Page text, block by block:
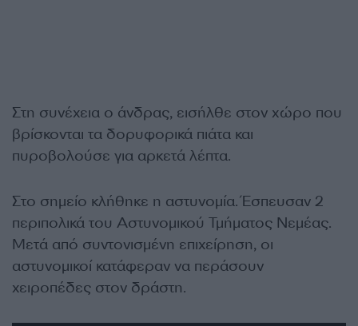
Στη συνέχεια ο άνδρας, εισήλθε στον χώρο που
βρίσκονται τα δορυφορικά πιάτα και
πυροβολούσε για αρκετά λέπτα.
Στο σημείο κλήθηκε η αστυνομία. Έσπευσαν 2
περιπολικά του Αστυνομικού Τμήματος Νεμέας.
Μετά από συντονισμένη επιχείρηση, οι
αστυνομικοί κατάφεραν να περάσουν
χειροπέδες στον δράστη.